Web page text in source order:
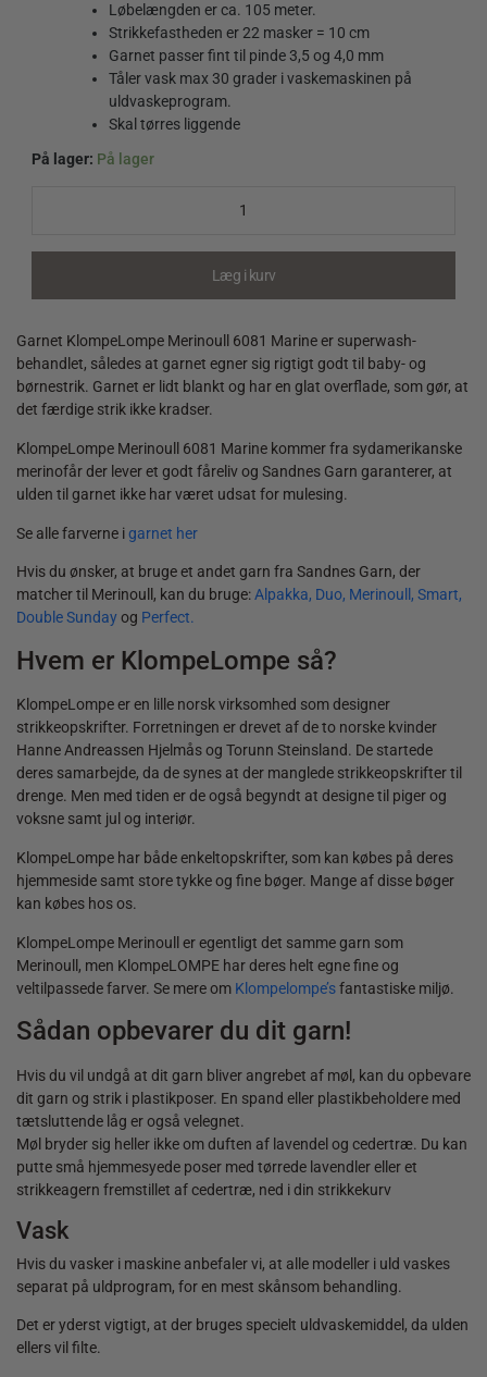
Løbelængden er ca. 105 meter.
Strikkefastheden er 22 masker = 10 cm
Garnet passer fint til pinde 3,5 og 4,0 mm
Tåler vask max 30 grader i vaskemaskinen på
uldvaskeprogram.
Skal tørres liggende
På lager: På lager
KlompeLompe
Læg i kurv
Garnet KlompeLompe Merinoull 6081 Marine er superwash-
behandlet, således at garnet egner sig rigtigt godt til baby- og
børnestrik. Garnet er lidt blankt og har en glat overflade, som gør, at
det færdige strik ikke kradser.
KlompeLompe Merinoull 6081 Marine kommer fra sydamerikanske
merinofår der lever et godt fåreliv og Sandnes Garn garanterer, at
ulden til garnet ikke har været udsat for mulesing.
Se alle farverne igarnet her
Hvis du ønsker, at bruge et andet garn fra Sandnes Garn, der
matcher til Merinoull, kan du bruge:Alpakka, Duo, Merinoull, Smart,
Double Sundayog Perfect.
Hvem er KlompeLompe så?
KlompeLompe er en lille norsk virksomhed som designer
strikkeopskrifter. Forretningen er drevet af de to norske kvinder
Hanne Andreassen Hjelmås og Torunn Steinsland. De startede
deres samarbejde, da de synes at der manglede strikkeopskrifter til
drenge. Men med tiden er de også begyndt at designe til piger og
voksne samt jul og interiør.
KlompeLompe har både enkeltopskrifter, som kan købes på deres
hjemmeside samt store tykke og fine bøger. Mange af disse bøger
kan købes hos os.
KlompeLompe Merinoull er egentligt det samme garn som
Merinoull, men KlompeLOMPE har deres helt egne fine og
veltilpassede farver. Se mere om Klompelompe’sfantastiske miljø.
Sådan opbevarer du dit garn!
Hvis du vil undgå at dit garn bliver angrebet af møl, kan du opbevare
dit garn og strik i plastikposer. En spand eller plastikbeholdere med
tætsluttende låg er også velegnet.
Møl bryder sig heller ikke om duften af lavendel og cedertræ. Du kan
putte små hjemmesyede poser med tørrede lavendler eller et
strikkeagern fremstillet af cedertræ, ned i din strikkekurv
Vask
Hvis du vasker i maskine anbefaler vi, at alle modeller i uld vaskes
separat på uldprogram, for en mest skånsom behandling.
Det er yderst vigtigt, at der bruges specielt uldvaskemiddel, da ulden
ellers vil filte.